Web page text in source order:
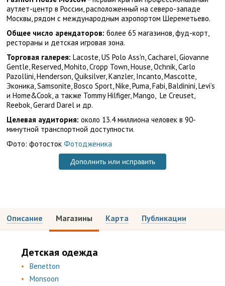
аутлет-центр в России, расположенный на северо-западе
Москвы, рядом с международным аэропортом Шереметьево.
Общее число арендаторов: более 65 магазинов, фуд-корт,
рестораны и детская игровая зона.
Торговая галерея: Lacoste, US Polo Ass'n, Cacharel, Giovanne
Gentle, Reserved, Mohito, Cropp Town, House, Ochnik, Carlo
Pazollini, Henderson, Quiksilver, Kanzler, Incanto, Mascotte,
Эконика, Samsonite, Bosco Sport, Nike, Puma, Fabi, Baldinini, Levi’s
и Home&Cook, а также Tommy Hilfiger, Mango, Le Creuset,
Reebok, Gerard Darel и др.
Целевая аудитория: около 13.4 миллиона человек в 90-
минутной транспортной доступности.
Фото: фотосток Фотодженика
Дополнить или исправить
Описание Магазины Карта Публикации
Детская одежда
Benetton
Monsoon